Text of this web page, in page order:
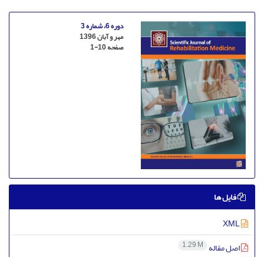
دوره 6، شماره 3
مهر و آبان 1396
صفحه1-10
فایل ها
اصل مقاله 1.29 M